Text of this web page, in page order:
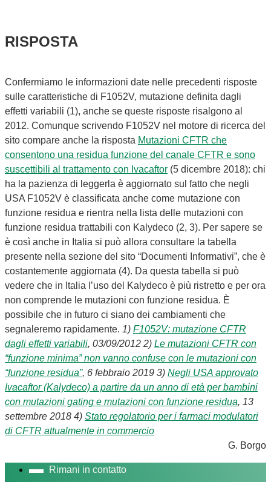
RISPOSTA
Confermiamo le informazioni date nelle precedenti risposte
sulle caratteristiche di F1052V, mutazione definita dagli
effetti variabili (1), anche se queste risposte risalgono al
2012. Comunque scrivendo F1052V nel motore di ricerca del
sito compare anche la risposta Mutazioni CFTR che
consentono una residua funzione del canale CFTR e sono
suscettibili al trattamento con Ivacaftor (5 dicembre 2018): chi
ha la pazienza di leggerla è aggiornato sul fatto che negli
USA F1052V è classificata anche come mutazione con
funzione residua e rientra nella lista delle mutazioni con
funzione residua trattabili con Kalydeco (2, 3). Per sapere se
è così anche in Italia si può allora consultare la tabella
presente nella sezione del sito “Documenti Informativi”, che è
costantemente aggiornata (4). Da questa tabella si può
vedere che in Italia l’uso del Kalydeco è più ristretto e per ora
non comprende le mutazioni con funzione residua. È
possibile che in futuro ci siano dei cambiamenti che
segnaleremo rapidamente. 1) F1052V: mutazione CFTR
dagli effetti variabili, 03/09/2012 2) Le mutazioni CFTR con
“funzione minima” non vanno confuse con le mutazioni con
“funzione residua”, 6 febbraio 2019 3) Negli USA approvato
Ivacaftor (Kalydeco) a partire da un anno di età per bambini
con mutazioni gating e mutazioni con funzione residua, 13
settembre 2018 4) Stato regolatorio per i farmaci modulatori
di CFTR attualmente in commercio
G. Borgo
Rimani in contatto